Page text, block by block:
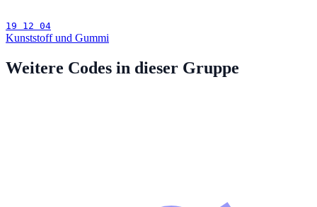
19 12 04
Kunststoff und Gummi
Weitere Codes in dieser Gruppe